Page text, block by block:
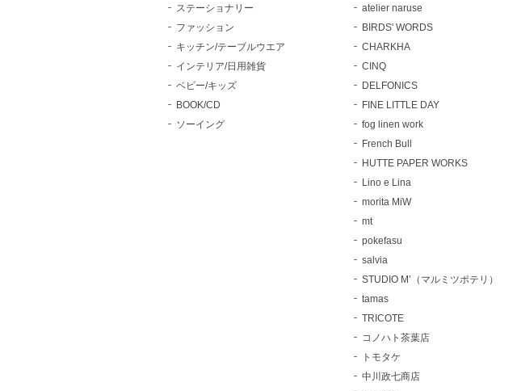
ステーショナリー
ファッション
キッチン/テーブルウエア
インテリア/日用雑貨
ベビー/キッズ
BOOK/CD
ソーイング
atelier naruse
BIRDS' WORDS
CHARKHA
CINQ
DELFONICS
FINE LITTLE DAY
fog linen work
French Bull
HUTTE PAPER WORKS
Lino e Lina
morita MiW
mt
pokefasu
salvia
STUDIO M’（マルミツポテリ）
tamas
TRICOTE
コノハト茶葉店
トモタケ
中川政七商店